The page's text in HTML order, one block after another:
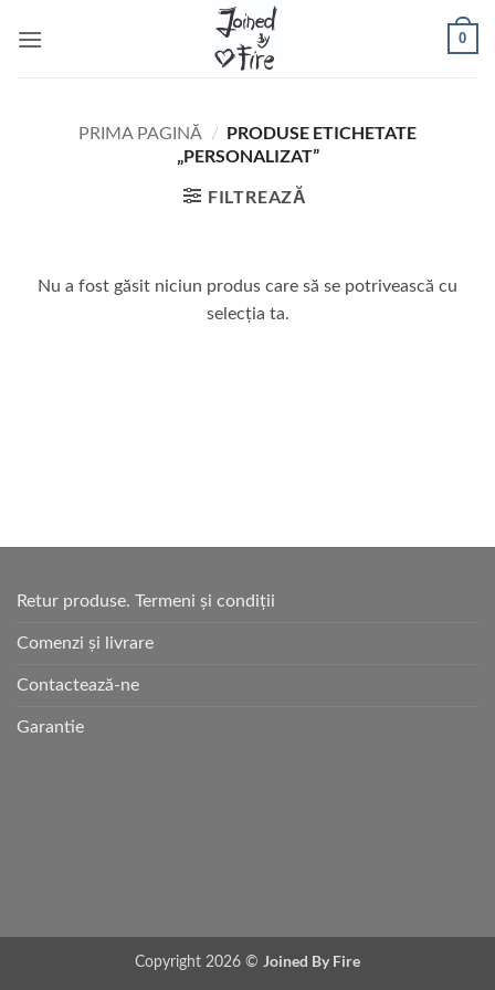
0
PRIMA PAGINĂ / PRODUSE ETICHETATE
„PERSONALIZAT”
FILTREAZĂ
Nu a fost găsit niciun produs care să se potrivească cu
selecția ta.
Retur produse. Termeni și condiții
Comenzi și livrare
Contactează-ne
Garantie
Copyright 2026 © Joined By Fire